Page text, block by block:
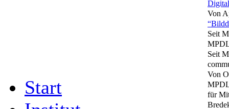
Start
Von
Seit
Seit
Von
für